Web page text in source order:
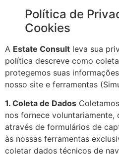
Política de
Cookies
A Estate Consult leva sua
política descreve como
protegemos suas
nosso site e ferramentas
1. Coleta de Dados
nos fornece voluntariamente,
através de formulários de
às nossas ferramentas
coletar dados técnicos de